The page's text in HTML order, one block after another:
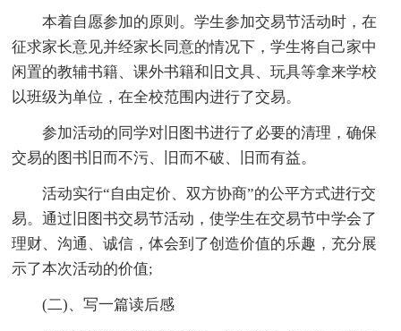
本着自愿参加的原则。学生参加交易节活动时，在
征求家长意见并经家长同意的情况下，学生将自己家中
闲置的教辅书籍、课外书籍和旧文具、玩具等拿来学校
以班级为单位，在全校范围内进行了交易。
参加活动的同学对旧图书进行了必要的清理，确保
交易的图书旧而不污、旧而不破、旧而有益。
活动实行“自由定价、双方协商”的公平方式进行交
易。通过旧图书交易节活动，使学生在交易节中学会了
理财、沟通、诚信，体会到了创造价值的乐趣，充分展
示了本次活动的价值;
(二)、写一篇读后感